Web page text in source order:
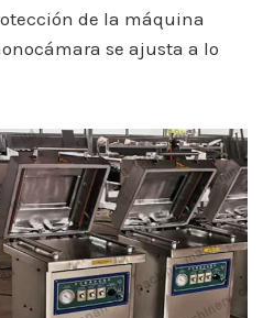
de la máquina
se ajusta a lo